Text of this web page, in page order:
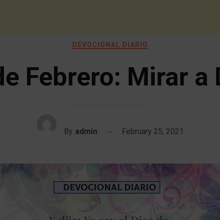
DEVOCIONAL DIARIO
Febrero: Mirar a
By admin February 25, 2021